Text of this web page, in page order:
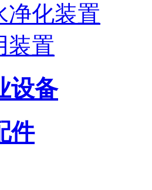
净化装置
装置
设备
件